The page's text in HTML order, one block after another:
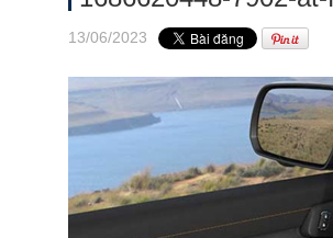
13/06/2023